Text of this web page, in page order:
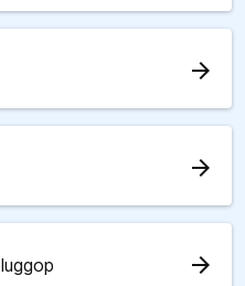
arrow_forward
arrow_forward
arrow_forward